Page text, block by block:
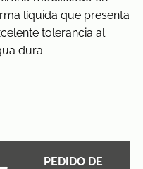
líquida que presenta
tolerancia al
dura.
PEDIDO DE